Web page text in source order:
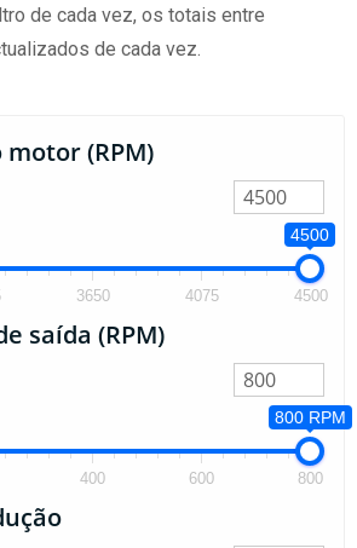
de cada vez, os totais entre
de cada vez.
motor (RPM)
4500
3650 4075 4500
saída (RPM)
800 RPM
400 600 800